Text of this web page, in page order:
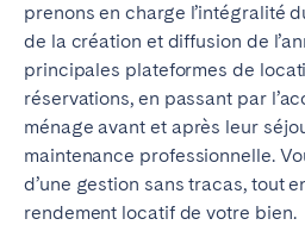
prenons en charge l’intégralité
de la création et diffusion de
principales plateformes de
réservations, en passant par
ménage avant et après leur
maintenance professionnelle.
d’une gestion sans tracas, tout
rendement locatif de votre bien.